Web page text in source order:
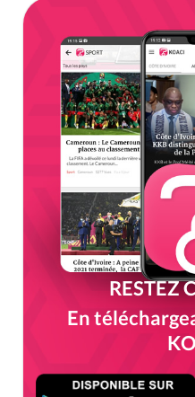
RESTEZ
En